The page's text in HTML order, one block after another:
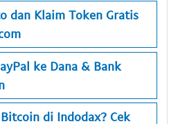
dan Klaim Token Gratis
ke Dana & Bank
di Indodax? Cek